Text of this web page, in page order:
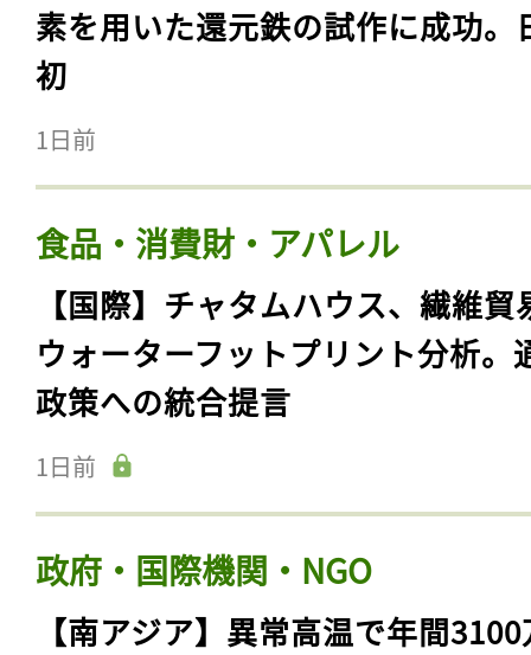
素を用いた還元鉄の試作に成功。
初
1日前
食品・消費財・アパレル
【国際】チャタムハウス、繊維貿
ウォーターフットプリント分析。
政策への統合提言
1日前
政府・国際機関・NGO
【南アジア】異常高温で年間